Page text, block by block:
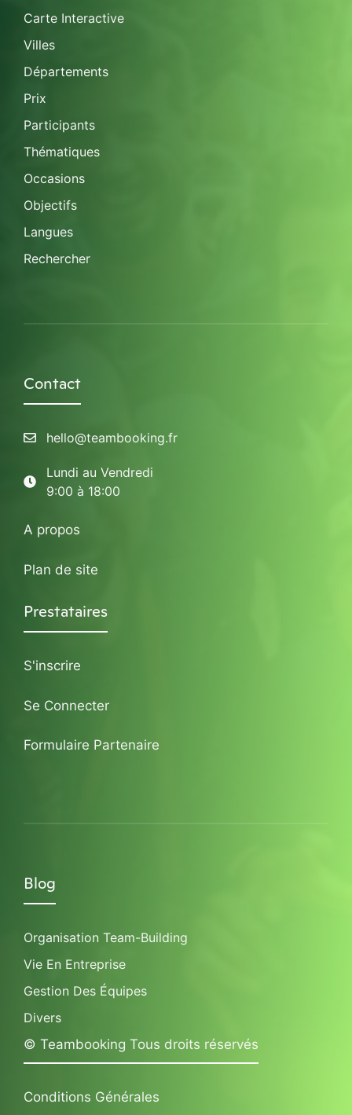
Carte Interactive
Villes
Départements
Prix
Participants
Thématiques
Occasions
Objectifs
Langues
Rechercher
Contact
hello@teambooking.fr
Lundi au Vendredi
9:00 à 18:00
A propos
Plan de site
Prestataires
S'inscrire
Se Connecter
Formulaire Partenaire
Blog
Organisation Team-Building
Vie En Entreprise
Gestion Des Équipes
Divers
© Teambooking Tous droits réservés
Conditions Générales